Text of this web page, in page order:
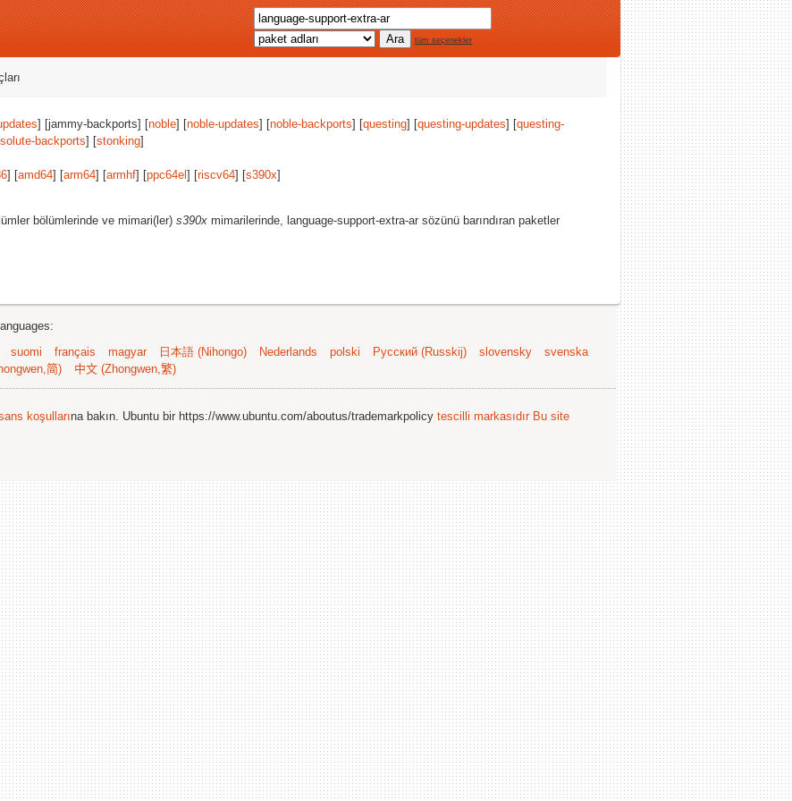
tüm seçenekler
] [jammy-backports] [noble] [noble-updates] [noble-backports] [questing] [questing-updates] [questing-
backports] [stonking]
] [amd64] [arm64] [armhf] [ppc64el ] [riscv64] [s390x]
bölümlerinde ve mimari(ler) s390x mimarilerinde, language-support-extra-ar sözünü barındıran paketler
suomi français magyar 日本語 (Nihongo) Nederlands polski Русский (Russkij) slovensky
svenska
简) 中文 (Zhongwen,繁)
koşullarına bakın. Ubuntu bir https://www.ubuntu.com/aboutus/trademarkpolicy tescilli markasıdır Bu site